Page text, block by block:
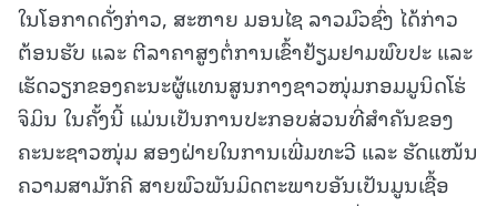
ໃນໂອກາດດັ່ງກ່າວ, ສະຫາຍ ມອນໄຊ ລາວມົວຊົ່ງ ໄດ້ກ່າວ
ຕ້ອນຮັບ ແລະ ຕີລາຄາສູງຕໍ່ການເຂົ້າຢ້ຽມຢາມພົບປະ ແລະ
ເຮັດວຽກຂອງຄະນະຜູ້ແທນສູນກາງຊາວໜຸ່ມກອມມູນິດໂຮ່
ຈິມິນ ໃນຄັ້ງນີ້ ແມ່ນເປັນການປະກອບສ່ວນທີ່ສຳຄັນຂອງ
ຄະນະຊາວໜຸ່ມ ສອງຝ່າຍໃນການເພີ່ມທະວີ ແລະ ຮັດແໜ້ນ
ຄວາມສາມັກຄີ ສາຍພົວພັນມິດຕະພາບອັນເປັນມູນເຊື້ອ